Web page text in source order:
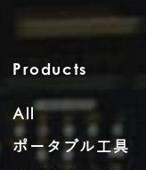
Products
All
ポータブル工具